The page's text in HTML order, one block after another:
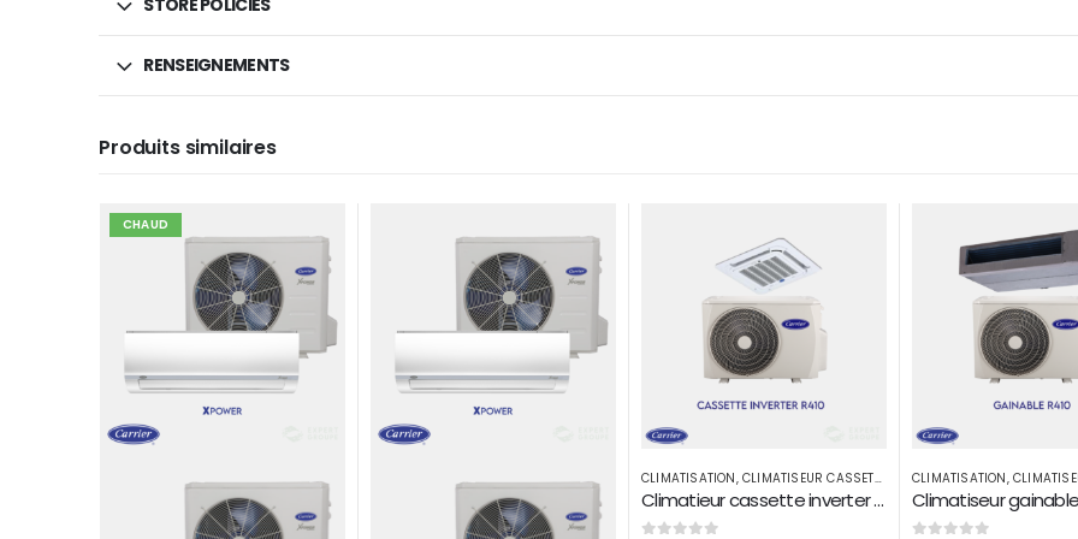
STORE POLICIES
RENSEIGNEMENTS
Produits similaires
CLIMATISATION,CLIMATISEUR CASSETTE CLIMATISATION,CLIMATISEUR GAINABLE
Climatiseur gainable CARRIER 18000 BTU par H R410
CLIMATISATION,